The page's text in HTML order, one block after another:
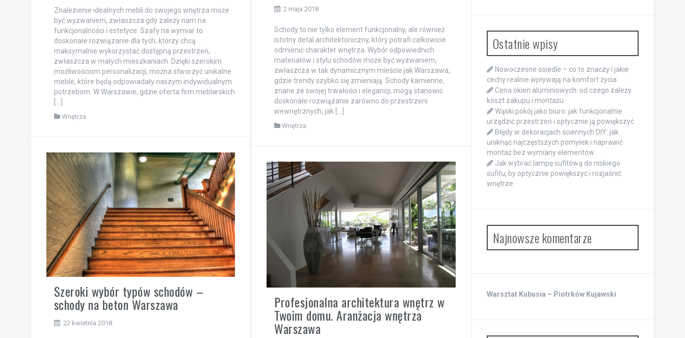
Znalezienie idealnych mebli do swojego wnętrza może
być wyzwaniem, zwłaszcza gdy zależy nam na
funkcjonalności i estetyce. Szafy na wymiar to
doskonałe rozwiązanie dla tych, którzy chcą
maksymalnie wykorzystać dostępną przestrzeń,
zwłaszcza w małych mieszkaniach. Dzięki szerokim
możliwościom personalizacji, można stworzyć unikalne
meble, które będą odpowiadały naszym indywidualnym
potrzebom. W Warszawie, gdzie oferta firm meblarskich
Wnętrza
2 maja 2018
Schody to nie tylko element funkcjonalny, ale również
istotny detal architektoniczny, który potrafi całkowicie
odmienić charakter wnętrza. Wybór odpowiednich
materiałów i stylu schodów może być wyzwaniem,
zwłaszcza w tak dynamicznym mieście jak Warszawa,
gdzie trendy szybko się zmieniają. Schody kamienne,
znane ze swojej trwałości i elegancji, mogą stanowić
doskonałe rozwiązanie zarówno do przestrzeni
wewnętrznych, jak […]
Wnętrza
Szeroki wybór typów schodów –
schody na beton Warszawa
22 kwietnia 2018
Profesjonalna architektura wnętrz w
Twoim domu. Aranżacja wnętrza
Warszawa
Ostatnie wpisy
Nowoczesne osiedle – co to znaczy i jakie
cechy realnie wpływają na komfort życia
Cena okien aluminiowych: od czego zależy
koszt zakupu i montażu
Wąski pokój jako biuro: jak funkcjonalnie
urządzić przestrzeń i optycznie ją powiększyć
Błędy w dekoracjach ściennych DIY: jak
uniknąć najczęstszych pomyłek i naprawić
montaż bez wymiany elementów
Jak wybrać lampę sufitową do niskiego
sufitu, by optycznie powiększyć i rozjaśnić
wnętrze
Najnowsze komentarze
Warsztat Kubusia – Piotrków Kujawski